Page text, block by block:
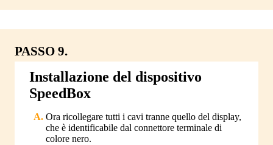
PASSO 9.
Installazione del dispositivo
SpeedBox
Ora ricollegare tutti i cavi tranne quello del display,
che è identificabile dal connettore terminale di
colore nero.